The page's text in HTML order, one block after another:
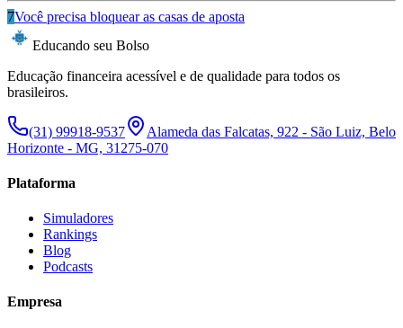
7Você precisa bloquear as casas de aposta
Educando seu Bolso
Educação financeira acessível e de qualidade para todos os
brasileiros.
(31) 99918-9537
Alameda das Falcatas, 922 - São Luiz, Belo
Horizonte - MG, 31275-070
Plataforma
Simuladores
Rankings
Blog
Podcasts
Empresa